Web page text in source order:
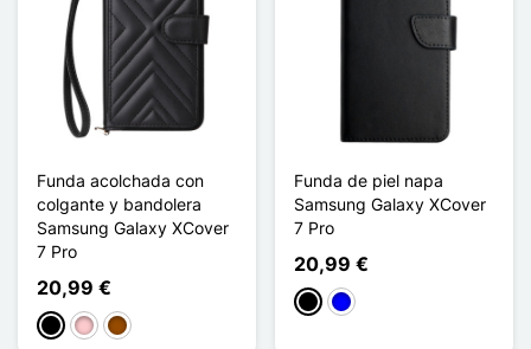
Funda acolchada con
colgante y bandolera
Samsung Galaxy XCover
7 Pro
20,99 €
NegroRosaMarrón
Funda de piel napa
Samsung Galaxy XCover
7 Pro
20,99 €
NegroAzul